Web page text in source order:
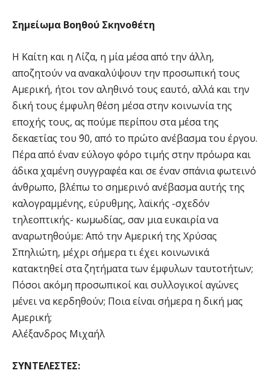
Σημείωμα Βοηθού Σκηνοθέτη
Η Καίτη και η Λίζα, η μία μέσα από την άλλη,
αποζητούν να ανακαλύψουν την προσωπική τους
Αμερική, ήτοι τον αληθινό τους εαυτό, αλλά και την
δική τους έμφυλη θέση μέσα στην κοινωνία της
εποχής τους, ας πούμε περίπου στα μέσα της
δεκαετίας του ΄90, από το πρώτο ανέβασμα του έργου.
Πέρα από έναν εύλογο φόρο τιμής στην πρόωρα και
άδικα χαμένη συγγραφέα και σε έναν σπάνια φωτεινό
άνθρωπο, βλέπω το σημερινό ανέβασμα αυτής της
καλογραμμένης, εύρυθμης, λαϊκής -σχεδόν
τηλεοπτικής- κωμωδίας, σαν μια ευκαιρία να
αναρωτηθούμε: Από την Αμερική της Χρύσας
Σπηλιώτη, μέχρι σήμερα τι έχει κοινωνικά
κατακτηθεί στα ζητήματα των έμφυλων ταυτοτήτων;
Πόσοι ακόμη προσωπικοί και συλλογικοί αγώνες
μένει να κερδηθούν; Ποια είναι σήμερα η δική μας
Αμερική;
Αλέξανδρος Μιχαήλ
ΣΥΝΤΕΛΕΣΤΕΣ: